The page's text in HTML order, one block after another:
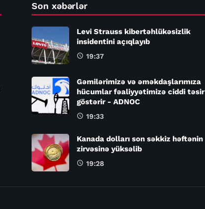
Son xəbərlər
Levi Strauss kibertəhlükəsizlik
insidentini açıqlayıb
19:37
Gəmilərimizə və əməkdaşlarımıza
hücumlar fəaliyyətimizə ciddi təsir
göstərir - ADNOC
19:33
Kanada dolları son səkkiz həftənin
zirvəsinə yüksəlib
19:28